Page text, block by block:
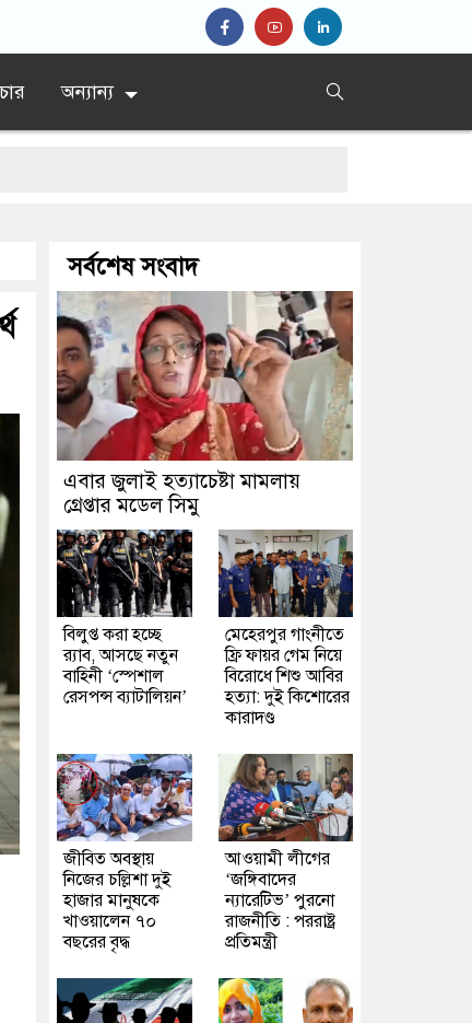
অন্যান্য
নির্দেশসর্বশেষ সংবাদ
এবার জুলাই হত্যাচেষ্টা মামলায়
গ্রেপ্তার মডেল সিমু
বিলুপ্ত করা হচ্ছে
র‍্যাব, আসছে নতুন
বাহিনী ‘স্পেশাল
রেসপন্স ব্যাটালিয়ন’
মেহেরপুর গাংনীতে
ফ্রি ফায়র গেম নিয়ে
বিরোধে শিশু আবির
হত্যা: দুই কিশোরের
কারাদণ্ড
জীবিত অবস্থায়
নিজের চল্লিশা দুই
হাজার মানুষকে
খাওয়ালেন ৭০
বছরের বৃদ্ধ
আওয়ামী লীগের
‘জঙ্গিবাদের
ন্যারেটিভ’ পুরনো
রাজনীতি : পররাষ্ট্র
প্রতিমন্ত্রী